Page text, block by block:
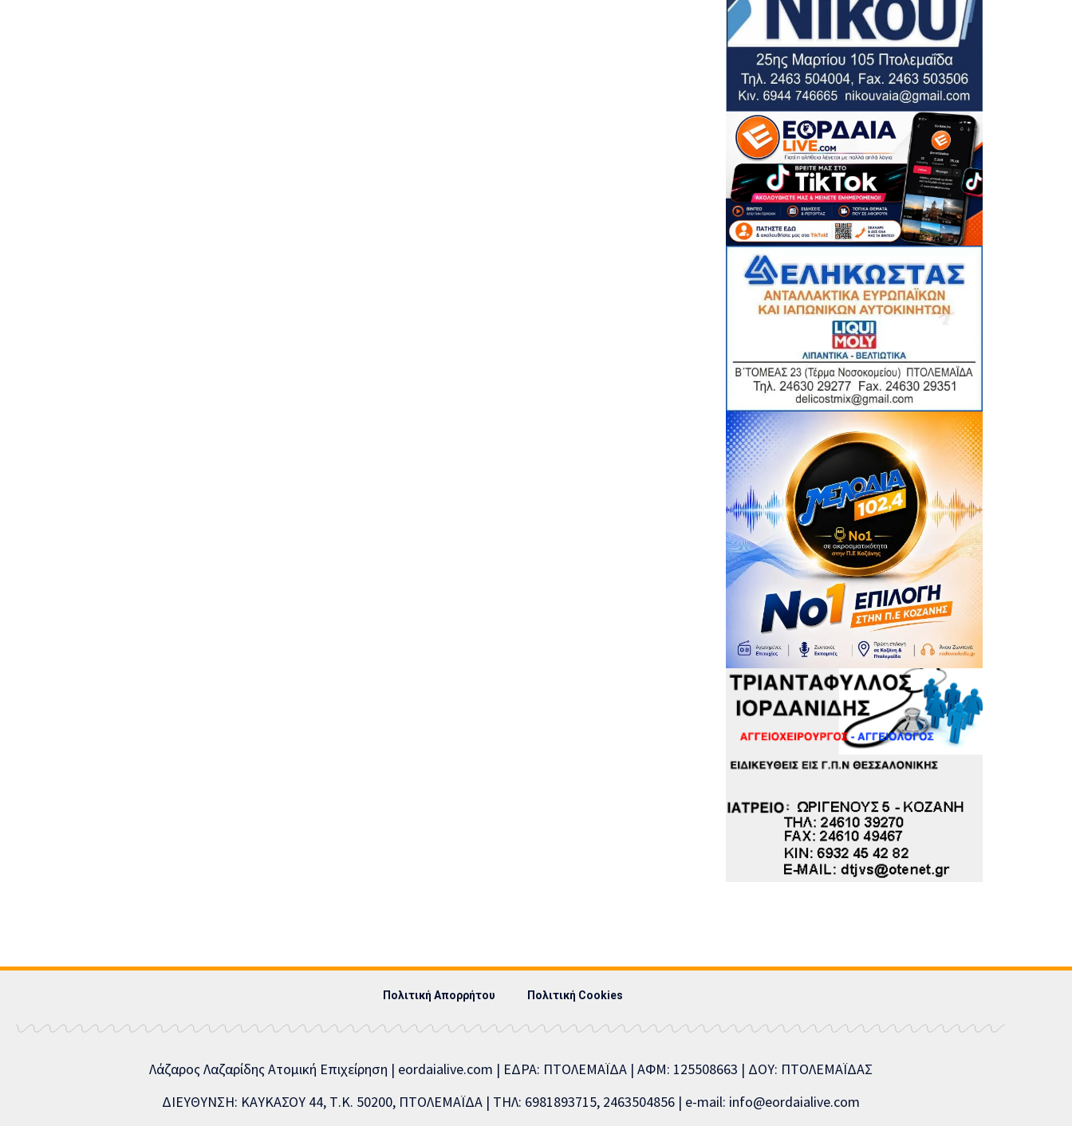
Πολιτική Απορρήτου Πολιτική Cookies
Λάζαρος Λαζαρίδης Ατομική Επιχείρηση | eordaialive.com | ΕΔΡΑ: ΠΤΟΛΕΜΑΪΔΑ | ΑΦΜ: 125508663 | ΔΟΥ: ΠΤΟΛΕΜΑΪΔΑΣ
ΔΙΕΥΘΥΝΣΗ: ΚΑΥΚΑΣΟΥ 44, Τ.Κ. 50200, ΠΤΟΛΕΜΑΪΔΑ | ΤΗΛ: 6981893715, 2463504856 | e-mail: info@eordaialive.com